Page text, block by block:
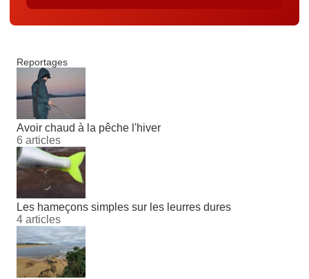
Reportages
Avoir chaud à la pêche l'hiver
6 articles
Les hameçons simples sur les leurres dures
4 articles